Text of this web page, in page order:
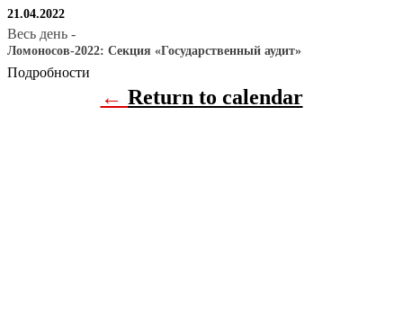
21.04.2022
Весь день -
Ломоносов-2022: Секция «Государственный аудит»
Подробности
← Return to calendar